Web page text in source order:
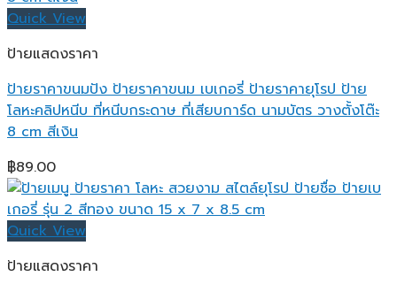
Quick View
ป้ายแสดงราคา
ป้ายราคาขนมปัง ป้ายราคาขนม เบเกอรี่ ป้ายราคายุโรป ป้าย
โลหะคลิปหนีบ ที่หนีบกระดาษ ที่เสียบการ์ด นามบัตร วางตั้งโต๊ะ
8 cm สีเงิน
฿89.00
Quick View
ป้ายแสดงราคา